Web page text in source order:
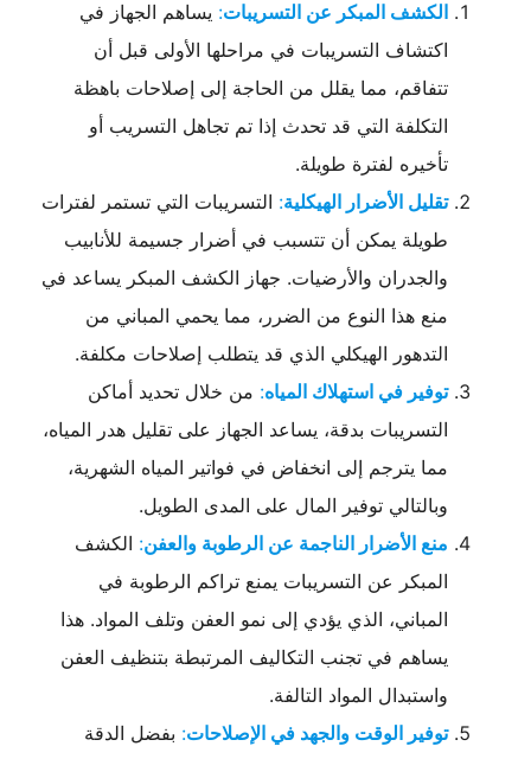
الكشف المبكر عن التسريبات: يساهم الجهاز في
اكتشاف التسريبات في مراحلها الأولى قبل أن
تتفاقم، مما يقلل من الحاجة إلى إصلاحات باهظة
التكلفة التي قد تحدث إذا تم تجاهل التسريب أو
تأخيره لفترة طويلة.
تقليل الأضرار الهيكلية: التسريبات التي تستمر لفترات
طويلة يمكن أن تتسبب في أضرار جسيمة للأنابيب
والجدران والأرضيات. جهاز الكشف المبكر يساعد في
منع هذا النوع من الضرر، مما يحمي المباني من
التدهور الهيكلي الذي قد يتطلب إصلاحات مكلفة.
توفير في استهلاك المياه: من خلال تحديد أماكن
التسريبات بدقة، يساعد الجهاز على تقليل هدر المياه،
مما يترجم إلى انخفاض في فواتير المياه الشهرية،
وبالتالي توفير المال على المدى الطويل.
منع الأضرار الناجمة عن الرطوبة والعفن: الكشف
المبكر عن التسريبات يمنع تراكم الرطوبة في
المباني، الذي يؤدي إلى نمو العفن وتلف المواد. هذا
يساهم في تجنب التكاليف المرتبطة بتنظيف العفن
واستبدال المواد التالفة.
توفير الوقت والجهد في الإصلاحات: بفضل الدقة